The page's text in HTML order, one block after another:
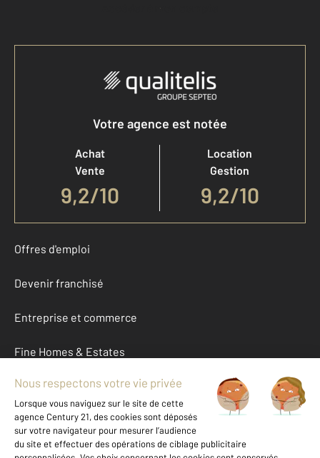
Accéder à mon compte
Votre agence est notée
Achat
Vente
9,2/10
Location
Gestion
9,2/10
Offres d'emploi
Devenir franchisé
Entreprise et commerce
Fine Homes & Estates
À propos
International
Nous contacter